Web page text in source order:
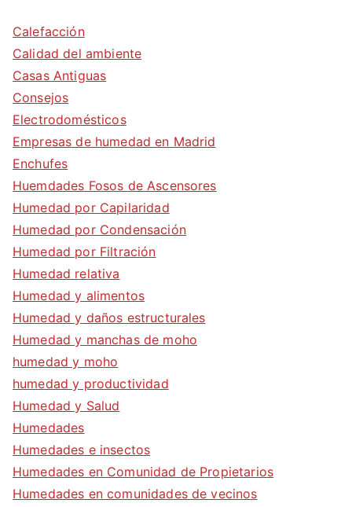
Calefacción
Calidad del ambiente
Casas Antiguas
Consejos
Electrodomésticos
Empresas de humedad en Madrid
Enchufes
Huemdades Fosos de Ascensores
Humedad por Capilaridad
Humedad por Condensación
Humedad por Filtración
Humedad relativa
Humedad y alimentos
Humedad y daños estructurales
Humedad y manchas de moho
humedad y moho
humedad y productividad
Humedad y Salud
Humedades
Humedades e insectos
Humedades en Comunidad de Propietarios
Humedades en comunidades de vecinos